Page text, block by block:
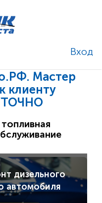
Вход
Мастер
клиенту
дизельного
автомобиля